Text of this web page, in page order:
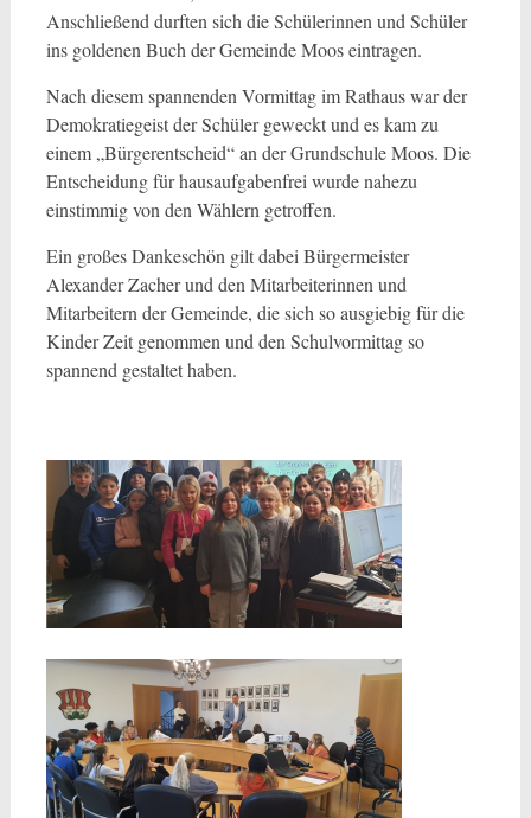
Anschließend durften sich die Schülerinnen und Schüler
ins goldenen Buch der Gemeinde Moos eintragen.
Nach diesem spannenden Vormittag im Rathaus war der
Demokratiegeist der Schüler geweckt und es kam zu
einem „Bürgerentscheid“ an der Grundschule Moos. Die
Entscheidung für hausaufgabenfrei wurde nahezu
einstimmig von den Wählern getroffen.
Ein großes Dankeschön gilt dabei Bürgermeister
Alexander Zacher und den Mitarbeiterinnen und
Mitarbeitern der Gemeinde, die sich so ausgiebig für die
Kinder Zeit genommen und den Schulvormittag so
spannend gestaltet haben.